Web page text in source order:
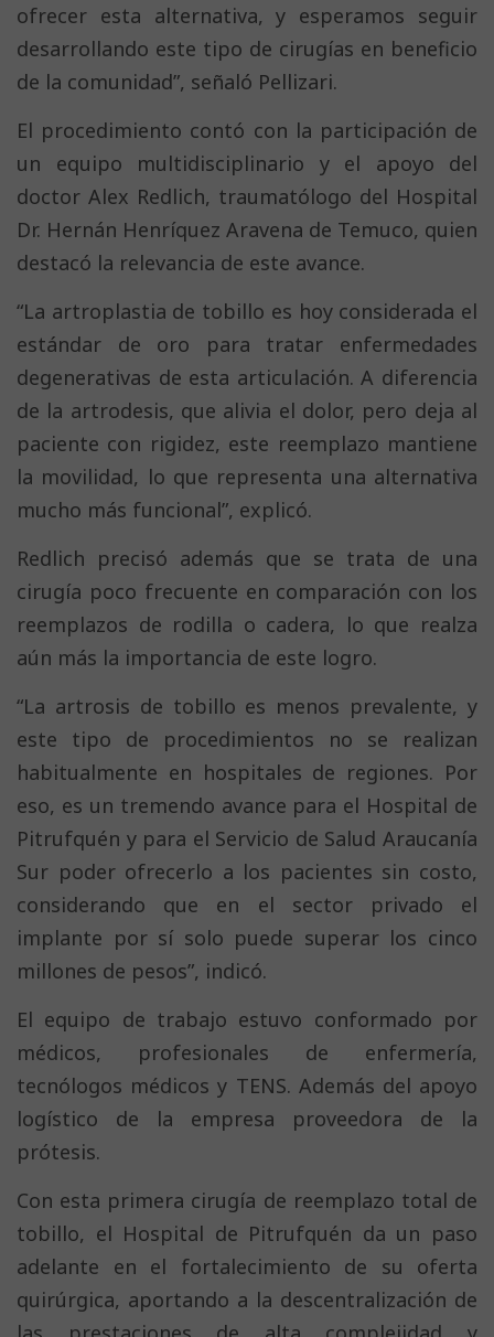
ofrecer esta alternativa, y esperamos seguir
desarrollando este tipo de cirugías en beneficio
de la comunidad”, señaló Pellizari.
El procedimiento contó con la participación de
un equipo multidisciplinario y el apoyo del
doctor Alex Redlich, traumatólogo del Hospital
Dr. Hernán Henríquez Aravena de Temuco, quien
destacó la relevancia de este avance.
“La artroplastia de tobillo es hoy considerada el
estándar de oro para tratar enfermedades
degenerativas de esta articulación. A diferencia
de la artrodesis, que alivia el dolor, pero deja al
paciente con rigidez, este reemplazo mantiene
la movilidad, lo que representa una alternativa
mucho más funcional”, explicó.
Redlich precisó además que se trata de una
cirugía poco frecuente en comparación con los
reemplazos de rodilla o cadera, lo que realza
aún más la importancia de este logro.
“La artrosis de tobillo es menos prevalente, y
este tipo de procedimientos no se realizan
habitualmente en hospitales de regiones. Por
eso, es un tremendo avance para el Hospital de
Pitrufquén y para el Servicio de Salud Araucanía
Sur poder ofrecerlo a los pacientes sin costo,
considerando que en el sector privado el
implante por sí solo puede superar los cinco
millones de pesos”, indicó.
El equipo de trabajo estuvo conformado por
médicos, profesionales de enfermería,
tecnólogos médicos y TENS. Además del apoyo
logístico de la empresa proveedora de la
prótesis.
Con esta primera cirugía de reemplazo total de
tobillo, el Hospital de Pitrufquén da un paso
adelante en el fortalecimiento de su oferta
quirúrgica, aportando a la descentralización de